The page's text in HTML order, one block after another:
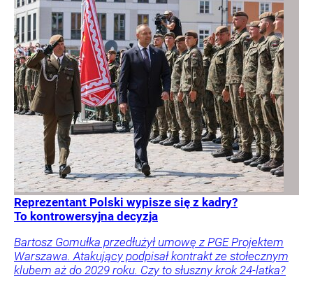
Reprezentant Polski wypisze się z kadry?
To kontrowersyjna decyzja
Bartosz Gomułka przedłużył umowę z PGE Projektem
Warszawa. Atakujący podpisał kontrakt ze stołecznym
klubem aż do 2029 roku. Czy to słuszny krok 24-latka?